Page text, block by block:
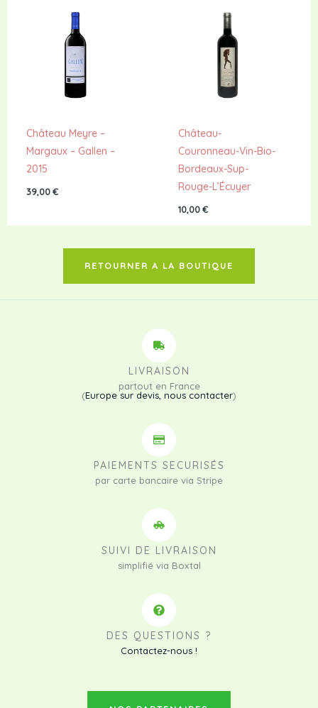
Château Meyre –
Margaux – Gallen –
2015
39,00€
Château-
Couronneau-Vin-Bio-
Bordeaux-Sup-
Rouge-L’Écuyer
10,00€
RETOURNER A LA BOUTIQUE
LIVRAISON
partout en France
(Europe sur devis, nous contacter)
PAIEMENTS SECURISÉS
par carte bancaire via Stripe
SUIVI DE LIVRAISON
simplifié via Boxtal
DES QUESTIONS ?
Contactez-nous !